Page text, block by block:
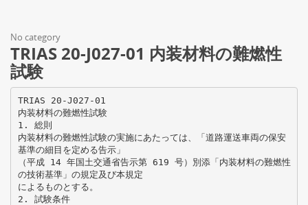
No category
TRIAS 20-J027-01 内装材料の難燃性
試験
TRIAS 20-J027-01
内装材料の難燃性試験
1. 総則
内装材料の難燃性試験の実施にあたっては、「道路運送車両の保安
基準の細目を定める告示」
（平成 14 年国土交通省告示第 619 号）別添「内装材料の難燃性
の技術基準」の規定及び本規定
によるものとする。
2. 試験条件